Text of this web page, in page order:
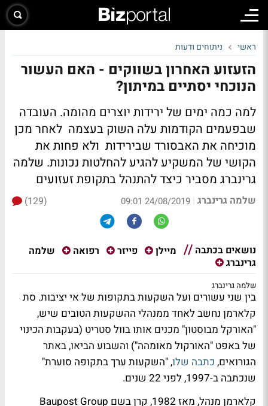
ראשי ניתוחים ודעות
הזעזוע האחרון בשווקים - האם העשור
הנוכחי יסתיים במיתון?
למה כמה ימים של ירידות יוצרים מהומה. העובדה
שבפעמים הקודמות עלה השוק בעצמה לאחר מכן
מוכיחה את האבסורד שבירידות ולא פחות את
הקושי של המשקיע להגיע להחלטות נכונות. שלמה
גרינברג מסביר כיצד להתנהל בתקופת זעזועים
שלמה גרינברג |
24/08/2019 09:01
(129)
נושאים בכתבה מיילן פייזר רפואה
שלמה
גרינברג
שלמה גרינברג
בין שני עשורים ועל השקעות בתקופות של אי יציבות. סת
קלארמן נחשב לאחד ממנהלי ההשקעות הטובים שיש,
"האורקל מבוסטון" מכנים אותו בוול סטריט (בעקבות הכינוי
של באפט "האורקול מאומהה") והשבוע הביאו, באתר
הגורואים, כתבה שלו, "השקעות ערך בתקופה סוערת"
שנכתבה ב-1997, לפני 22 שנים.
קלארמן מנהל, מאז 1982, קרן בשם Baupost Group